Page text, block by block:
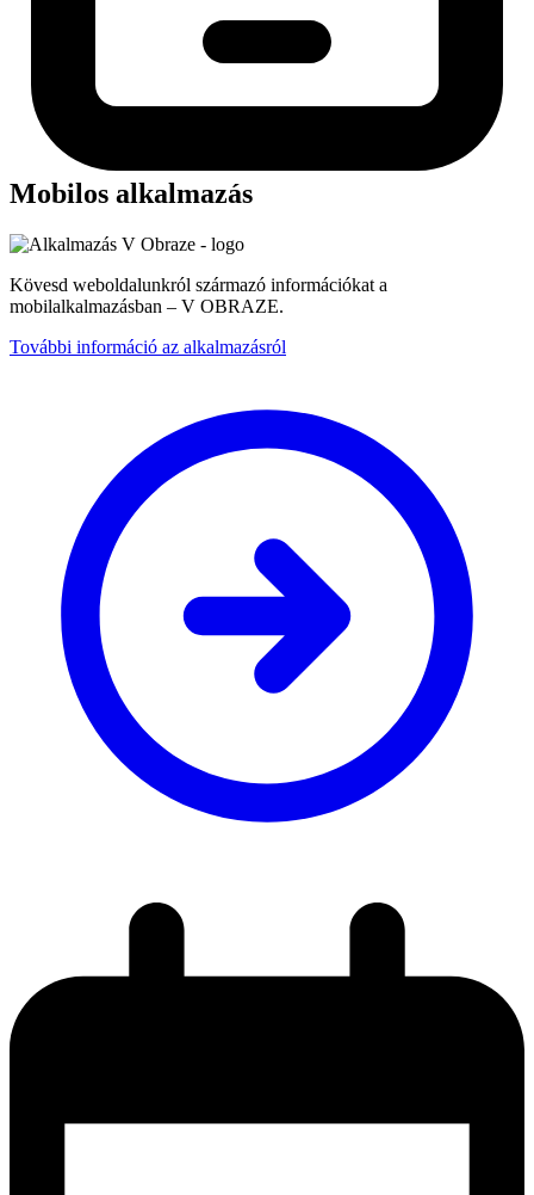
Mobilos alkalmazás
Kövesd weboldalunkról származó információkat a
mobilalkalmazásban – V OBRAZE.
További információ az alkalmazásról